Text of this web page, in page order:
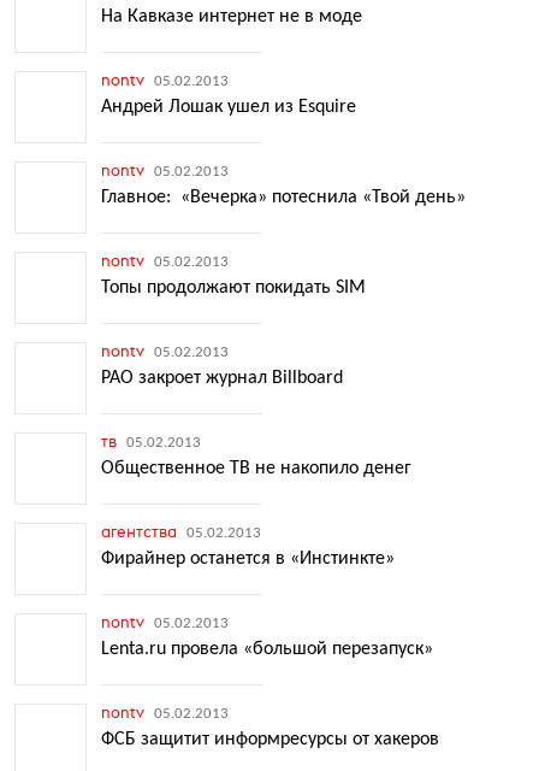
На Кавказе интернет не в моде
nontv 05.02.2013
Андрей Лошак ушел из Esquire
nontv 05.02.2013
Главное: «Вечерка» потеснила «Твой день»
nontv 05.02.2013
Топы продолжают покидать SIM
nontv 05.02.2013
РАО закроет журнал Billboard
тв 05.02.2013
Общественное ТВ не накопило денег
агентства 05.02.2013
Фирайнер останется в «Инстинкте»
nontv 05.02.2013
Lenta.ru провела «большой перезапуск»
nontv 05.02.2013
ФСБ защитит информресурсы от хакеров